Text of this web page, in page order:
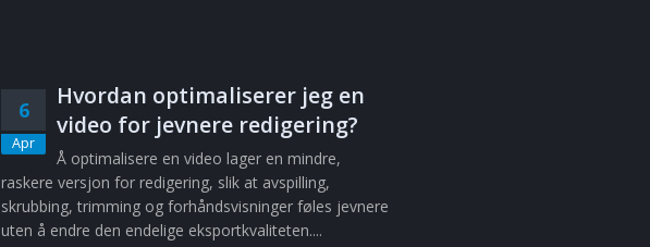
6
Apr
Hvordan optimaliserer jeg en
video for jevnere redigering?
Å optimalisere en video lager en mindre,
raskere versjon for redigering, slik at avspilling,
skrubbing, trimming og forhåndsvisninger føles jevnere
uten å endre den endelige eksportkvaliteten....